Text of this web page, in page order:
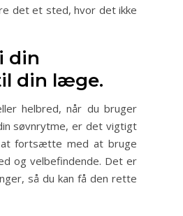
det et sted, hvor det ikke
din
din læge.
helbred, når du bruger
søvnrytme, er det vigtigt
fortsætte med at bruge
og velbefindende. Det er
så du kan få den rette